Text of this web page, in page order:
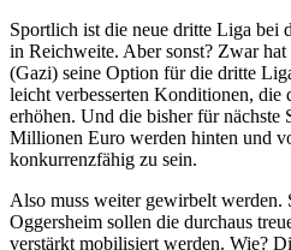
Sportlich ist die neue dritte Liga bei
in Reichweite. Aber sonst? Zwar
(Gazi) seine Option für die dritte
leicht verbesserten Konditionen, die
erhöhen. Und die bisher für nächste
Millionen Euro werden hinten und
konkurrenzfähig zu sein.
Also muss weiter gewirbelt werden.
Oggersheim sollen die durchaus
verstärkt mobilisiert werden. Wie?